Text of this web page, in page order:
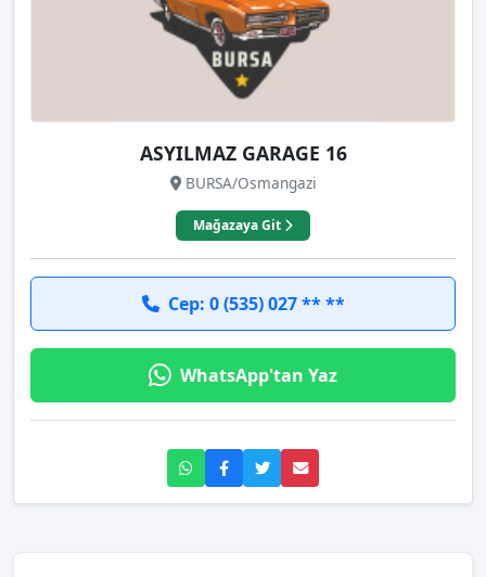
ASYILMAZ GARAGE 16
BURSA/Osmangazi
Mağazaya Git
Cep: 0 (535) 027 ** **
WhatsApp'tan Yaz